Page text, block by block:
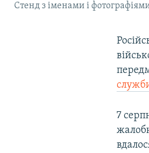
Стенд з іменами і
7